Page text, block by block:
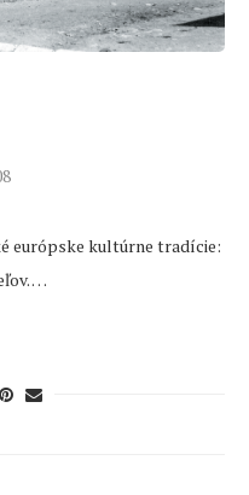
európske kultúrne tradície:
…